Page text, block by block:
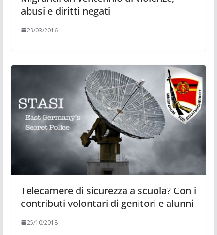
abusi e diritti negati
29/03/2016
Telecamere di sicurezza a scuola? Con i
contributi volontari di genitori e alunni
25/10/2018